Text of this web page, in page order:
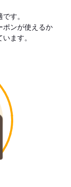
す。
ポンが使えるか
ます。